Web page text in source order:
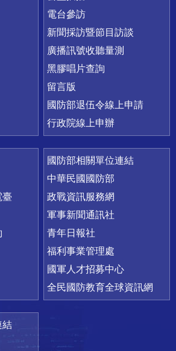
電台參訪
新聞採訪暨節目訪談
廣播訊號收聽量測
黑膠唱片查詢
留言版
國防部退伍令線上申請
行政院線上申辦
臺
國防部相關單位連結
中華民國國防部
政戰資訊服務網
軍事新聞通訊社
青年日報社
福利事業管理處
國軍人才招募中心
全民國防教育全球資訊網
結